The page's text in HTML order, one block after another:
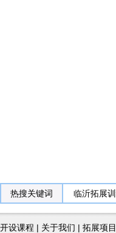
热搜关键词 临沂拓展
开设课程 | 关于我们 | 拓展项目